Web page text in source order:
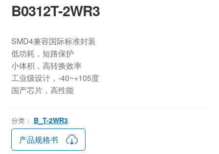
B0312T-2WR3
SMD4兼容国际标准封装
低功耗，短路保护
小体积，高转换效率
工业级设计，-40~+105度
国产芯片，高性能
分类： B_T-2WR3
产品规格书